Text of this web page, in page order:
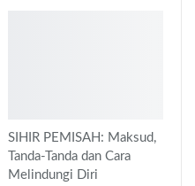
SIHIR PEMISAH: Maksud,
Tanda-Tanda dan Cara
Melindungi Diri